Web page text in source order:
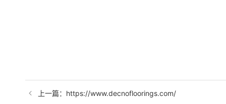
上一篇：https://www.decnofloorings.com/